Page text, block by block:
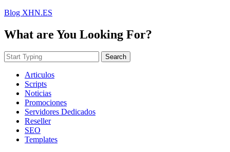
Blog XHN.ES
What are You Looking For?
Search
Articulos
Scripts
Noticias
Promociones
Servidores Dedicados
Reseller
SEO
Templates